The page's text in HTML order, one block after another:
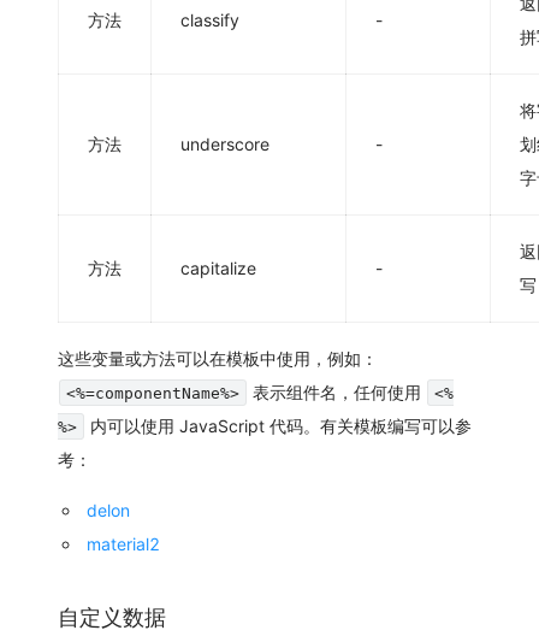
方法 classify -
方法 underscore -
方法 capitalize -
写
这些变量或方法可以在模板中使用，例如：
<%=componentName%> 表示组件名，任何使用
<%
%>
内可以使用 JavaScript 代码。有关模板编写可以参
考：
delon
material2
自定义数据